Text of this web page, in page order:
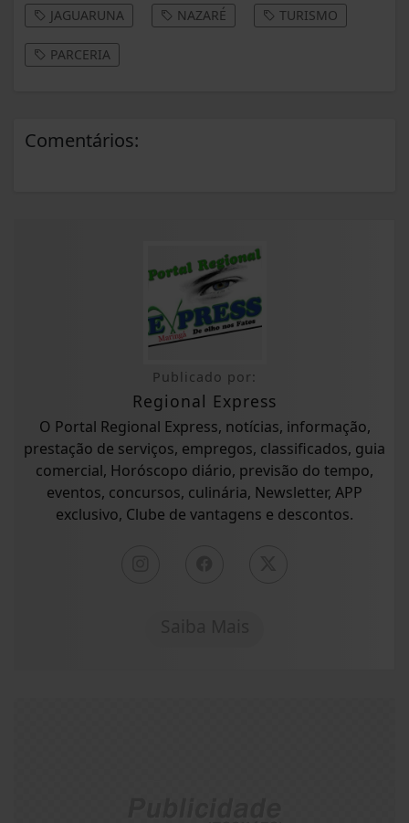
JAGUARUNA NAZARÉ TURISMO
PARCERIA
Comentários:
Publicado por:
Regional Express
O Portal Regional Express, notícias, informação,
prestação de serviços, empregos, classificados, guia
comercial, Horóscopo diário, previsão do tempo,
eventos, concursos, culinária, Newsletter, APP
exclusivo, Clube de vantagens e descontos.